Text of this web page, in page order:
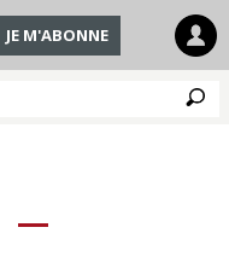
JE M'ABONNE